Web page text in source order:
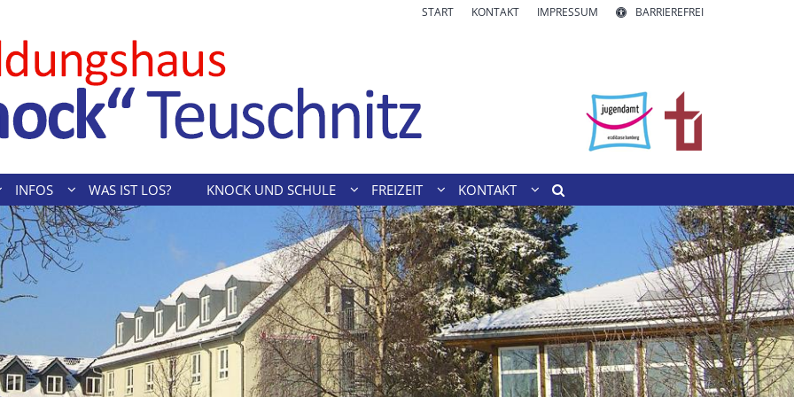
START KONTAKT IMPRESSUM BARRIEREFREI
INFOS WAS IST LOS? KNOCK UND SCHULE FREIZEIT KONTAKT